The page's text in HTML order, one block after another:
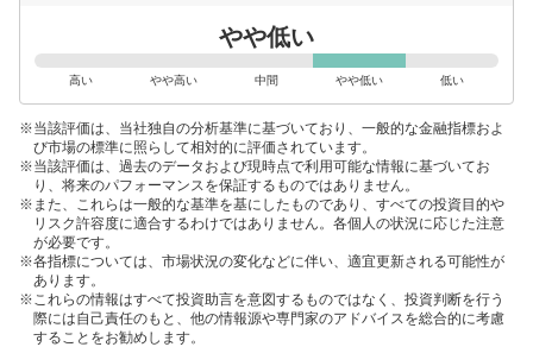
やや低い
高い やや高い 中間 やや低い 低い
当該評価は、当社独自の分析基準に基づいており、一般的な金融指標およ
び市場の標準に照らして相対的に評価されています。
当該評価は、過去のデータおよび現時点で利用可能な情報に基づいてお
り、将来のパフォーマンスを保証するものではありません。
また、これらは一般的な基準を基にしたものであり、すべての投資目的や
リスク許容度に適合するわけではありません。各個人の状況に応じた注意
が必要です。
各指標については、市場状況の変化などに伴い、適宜更新される可能性が
あります。
これらの情報はすべて投資助言を意図するものではなく、投資判断を行う
際には自己責任のもと、他の情報源や専門家のアドバイスを総合的に考慮
することをお勧めします。